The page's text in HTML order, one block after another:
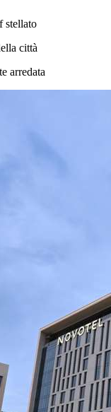
stellato
città
arredata